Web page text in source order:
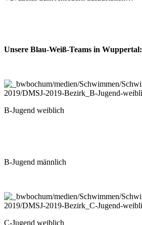
Unsere Blau-Weiß-Teams in Wuppertal:
B-Jugend weiblich
B-Jugend männlich
C-Jugend weiblich